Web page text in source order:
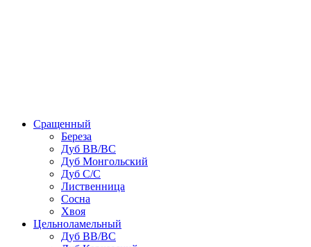
Сращенный
Береза
Дуб ВВ/ВС
Дуб Монгольский
Дуб С/С
Лиственница
Сосна
Хвоя
Цельноламельный
Дуб ВВ/ВС